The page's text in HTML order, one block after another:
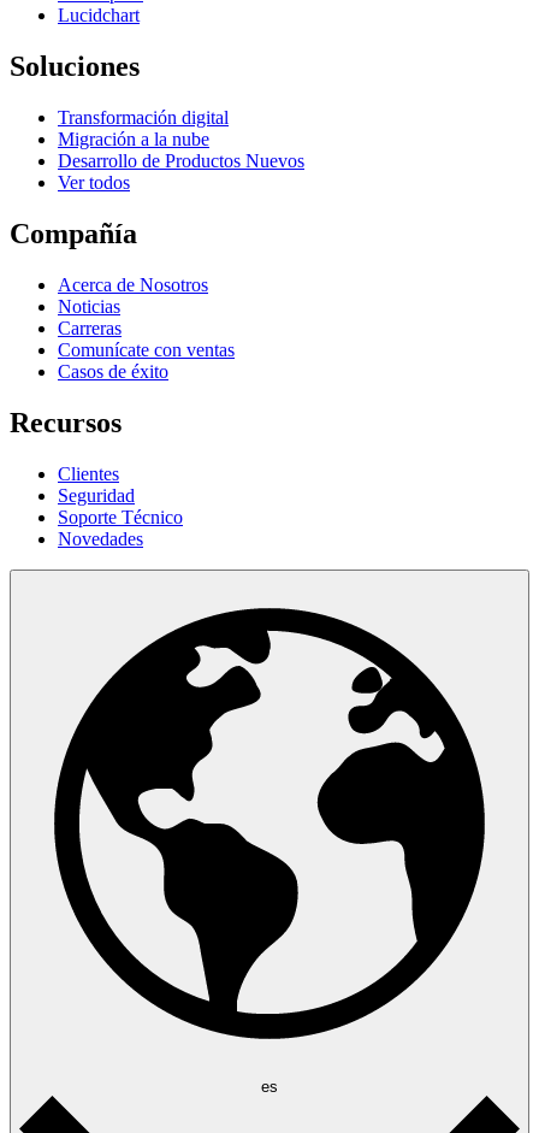
Lucidchart
Soluciones
Transformación digital
Migración a la nube
Desarrollo de Productos Nuevos
Ver todos
Compañía
Acerca de Nosotros
Noticias
Carreras
Comunícate con ventas
Casos de éxito
Recursos
Clientes
Seguridad
Soporte Técnico
Novedades
es